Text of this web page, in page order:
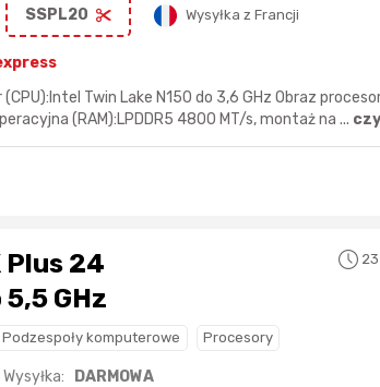
SSPL20 Wysyłka z Francji
Twin Lake N150 do 3,6 GHz Obraz
(RAM):LPDDR5 4800 MT/s, montaż na ...
24
GHz
Podzespoły komputerowe Procesory
Wysyłka: DARMOWA